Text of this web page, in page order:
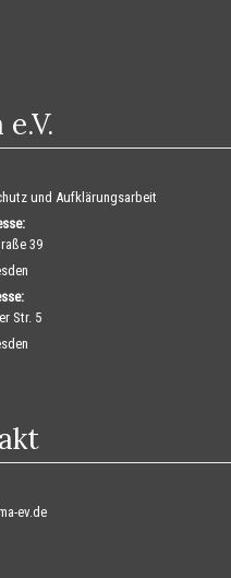
und Aufklärungsarbeit
39
Str. 5
ev.de